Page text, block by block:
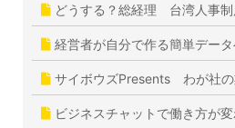
どうする？総経理 台湾人事
経営者が自分で作る簡単デー
サイボウズPresents わが社
ビジネスチャットで働き方が